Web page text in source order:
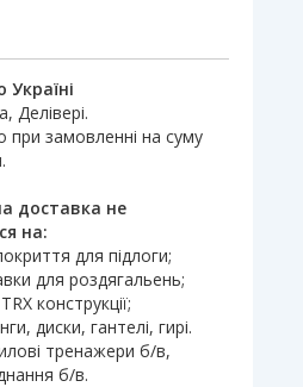
Делівері.
при замовленні на суму
доставка не
на:
для підлоги;
для роздягальень;
конструкції;
диски, гантелі, гирі.
тренажери б/в,
б/в.